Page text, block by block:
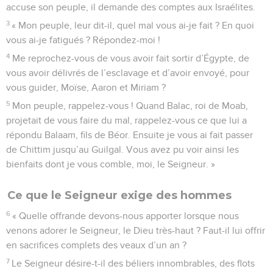
accuse son peuple, il demande des comptes aux Israélites.
3 « Mon peuple, leur dit-il, quel mal vous ai-je fait ? En quoi
vous ai-je fatigués ? Répondez-moi !
4 Me reprochez-vous de vous avoir fait sortir d’Égypte, de
vous avoir délivrés de l’esclavage et d’avoir envoyé, pour
vous guider, Moïse, Aaron et Miriam ?
5 Mon peuple, rappelez-vous ! Quand Balac, roi de Moab,
projetait de vous faire du mal, rappelez-vous ce que lui a
répondu Balaam, fils de Béor. Ensuite je vous ai fait passer
de Chittim jusqu’au Guilgal. Vous avez pu voir ainsi les
bienfaits dont je vous comble, moi, le Seigneur. »
Ce que le Seigneur exige des hommes
6 « Quelle offrande devons-nous apporter lorsque nous
venons adorer le Seigneur, le Dieu très-haut ? Faut-il lui offrir
en sacrifices complets des veaux d’un an ?
7 Le Seigneur désire-t-il des béliers innombrables, des flots